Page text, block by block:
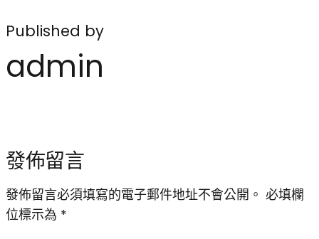
Published by
admin
發佈留言
發佈留言必須填寫的電子郵件地址不會公開。 必填欄
位標示為 *